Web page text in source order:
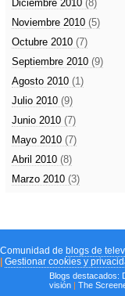
Diciembre 2010 (8)
Noviembre 2010 (5)
Octubre 2010 (7)
Septiembre 2010 (9)
Agosto 2010 (1)
Julio 2010 (9)
Junio 2010 (7)
Mayo 2010 (7)
Abril 2010 (8)
Marzo 2010 (3)
Comunidad de blogs de
Gestionar cookies y
Blogs destacados:
visión | The